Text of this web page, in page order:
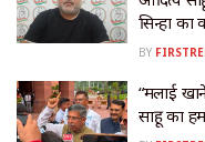
सिन्हा का
BY
“मलाई
साहू का